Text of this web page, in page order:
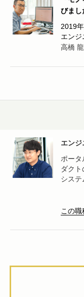
びまし
2019
エンジ
エンジ
ポータ
ダク
システ
この